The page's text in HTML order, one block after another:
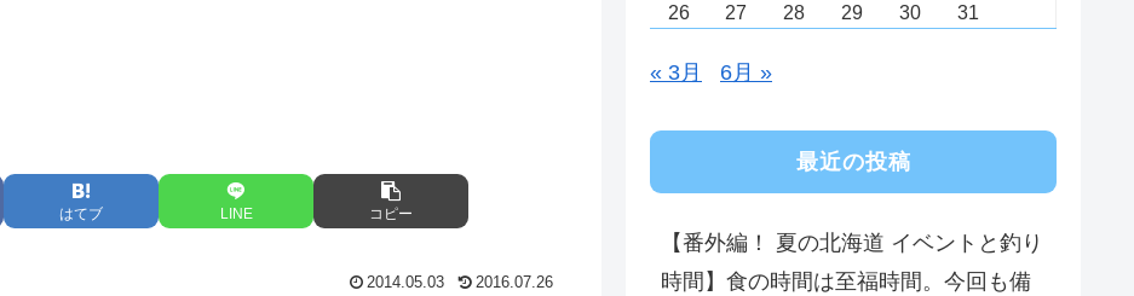
はてブ LINE コピー
2014.05.03 2016.07.26
26
27 28 29 30 31
« 3月 6月 »
最近の投稿
【番外編！ 夏の北海道 イベントと釣り
時間】食の時間は至福時間。今回も備